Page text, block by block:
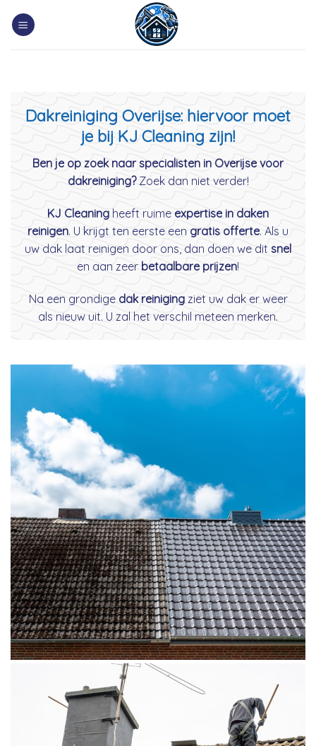
Dakreiniging Overijse: hiervoor moet
je bij KJ Cleaning zijn!
Ben je op zoek naar specialisten in Overijse voor
dakreiniging?Zoek dan niet verder!
KJ Cleaning heeft ruime expertise in daken
reinigen. U krijgt ten eerste een gratis offerte. Als u
uw dak laat reinigen door ons, dan doen we dit snel
en aan zeer betaalbare prijzen!
Na een grondige dak reinigingziet uw dak er weer
als nieuw uit. U zal het verschil meteen merken.